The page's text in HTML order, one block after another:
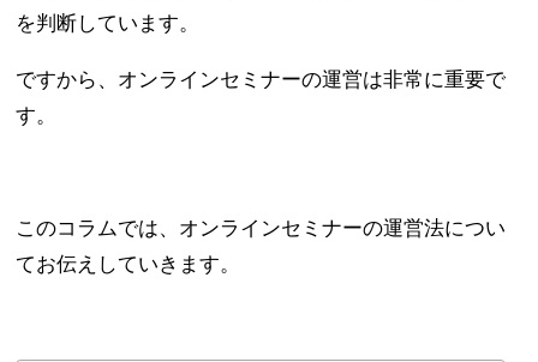
を判断しています。
ですから、オンラインセミナーの運営は非常に重要で
す。
このコラムでは、オンラインセミナーの運営法につい
てお伝えしていきます。